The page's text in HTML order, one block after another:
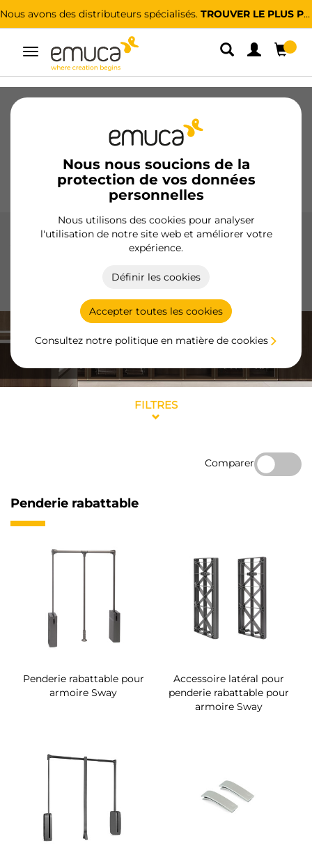
Nous avons des distributeurs spécialisés. TROUVER LE PLUS PROCHE
Alterner
navigation
Nous nous soucions de la
protection de vos données
personnelles
Nous utilisons des cookies pour analyser
l'utilisation de notre site web et améliorer votre
expérience.
Définir les cookies
Accepter toutes les cookies
Consultez notre politique en matière de cookies
Charnières
Cuisine Montage
Poignées Pieds Présentoirs
Accessoires pour armoire
espace avec des solutions intelligentes et de haute qualité.
FILTRES
Comparer
Penderie rabattable
Penderie rabattable pour
armoire Sway
Accessoire latéral pour
penderie rabattable pour
armoire Sway